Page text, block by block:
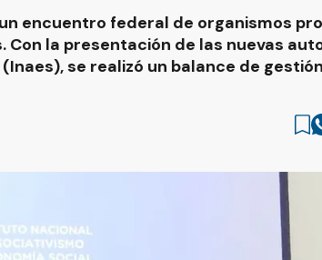
encuentro federal de organismos
la presentación de las nuevas
se realizó un balance de